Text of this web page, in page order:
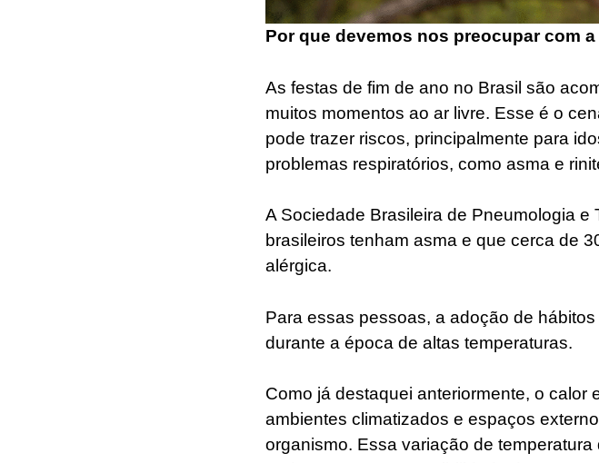
Por que devemos nos preocupar com
As festas de fim de ano no Brasil são
muitos momentos ao ar livre. Esse é o
pode trazer riscos, principalmente para
problemas respiratórios, como asma e
A Sociedade Brasileira de Pneumologia
brasileiros tenham asma e que cerca de
alérgica.
Para essas pessoas, a adoção de
durante a época de altas temperaturas.
Como já destaquei anteriormente, o
ambientes climatizados e espaços
organismo. Essa variação de